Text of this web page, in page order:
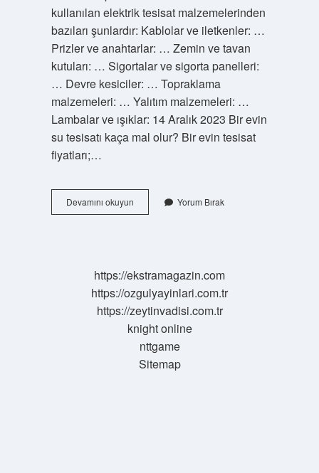
kullanılan elektrik tesisat malzemelerinden
bazıları şunlardır: Kablolar ve iletkenler: …
Prizler ve anahtarlar: … Zemin ve tavan
kutuları: … Sigortalar ve sigorta panelleri:
… Devre kesiciler: … Topraklama
malzemeleri: … Yalıtım malzemeleri: …
Lambalar ve ışıklar: 14 Aralık 2023 Bir evin
su tesisatı kaça mal olur? Bir evin tesisat
fiyatları;…
Devamını okuyunSu
Tesisatı
Yorum Bırak
https://ekstramagazin.com
https://ozgulyayinlari.com.tr
https://zeytinvadisi.com.tr
knight online
nttgame
Sitemap